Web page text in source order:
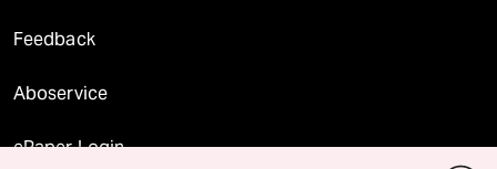
Feedback
Aboservice
ePaper Login